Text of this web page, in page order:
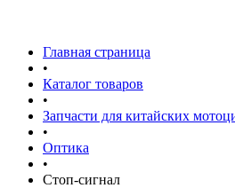
Главная страница
•
Каталог товаров
•
Запчасти для китайских
•
Оптика
•
Стоп-сигнал